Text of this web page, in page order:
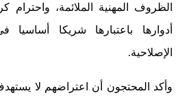
الظروف المهنية الملائمة، واحترام
أدوارها باعتبارها شريكا
الإصلاحية.
وأكد المحتجون أن اعتراضهم لا